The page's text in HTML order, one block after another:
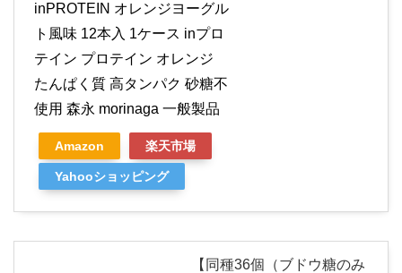
inPROTEIN オレンジヨーグル
ト風味 12本入 1ケース inプロ
テイン プロテイン オレンジ
たんぱく質 高タンパク 砂糖不
使用 森永 morinaga 一般製品
Amazon 楽天市場
Yahooショッピング
【同種36個（ブドウ糖のみ